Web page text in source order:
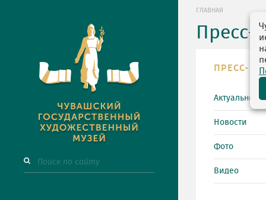
ГЛАВНАЯ
Пресс-
ПРЕСС-
Актуально
Новости
Фото
Видео